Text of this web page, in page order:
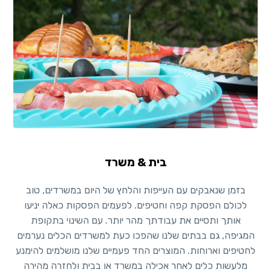
בית & משרד
בזמן שנאבקים עם העייפות והלחץ של היום במשרדים, טוב
לכולם הפסקת קפה וחטיפים. לפעמים הפסקות כאלה יניעו
אותך ותסיים את עבודתך מהר יותר. עם השינוי בתקופת
המגיפה, גם בבתים שלנו שהפכו כעת למשרדים הכלים נערמים
לחטיפים וארוחות. המוצרים החד פעמיים שלנו מושלמים להימנע
מלעשות כלים לאחר אכילה במשרד או בבית ולחזרה מהירה